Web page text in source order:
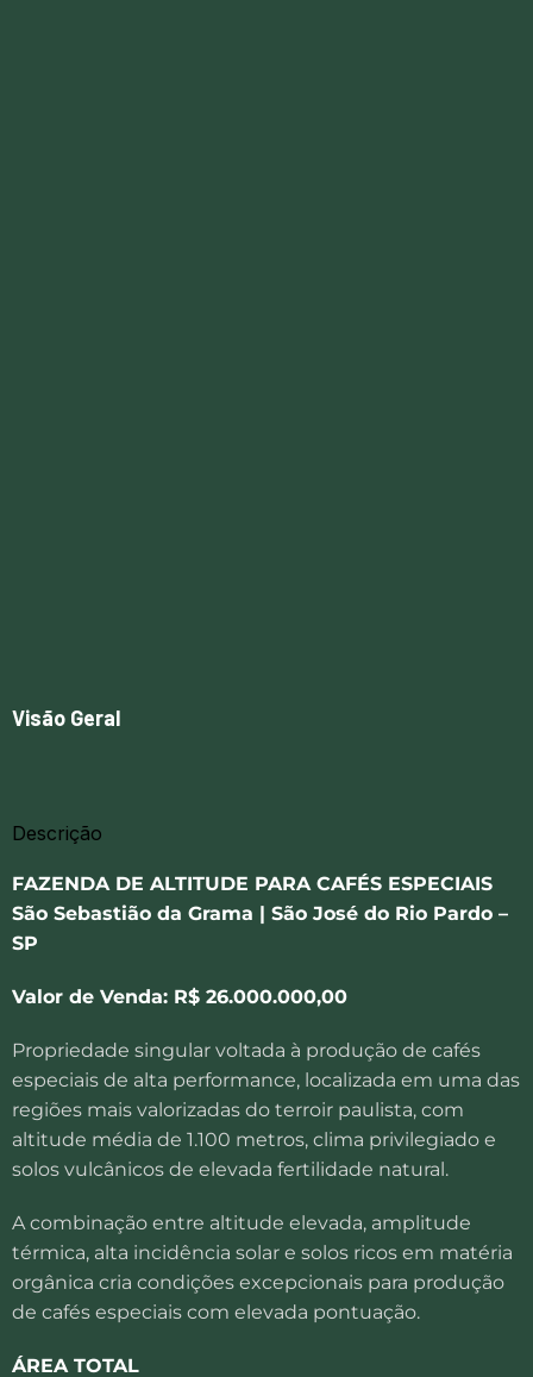
Visão Geral
Descrição
FAZENDA DE ALTITUDE PARA CAFÉS ESPECIAIS
São Sebastião da Grama | São José do Rio Pardo –
SP
Valor de Venda: R$ 26.000.000,00
Propriedade singular voltada à produção de cafés
especiais de alta performance, localizada em uma das
regiões mais valorizadas do terroir paulista, com
altitude média de 1.100 metros, clima privilegiado e
solos vulcânicos de elevada fertilidade natural.
A combinação entre altitude elevada, amplitude
térmica, alta incidência solar e solos ricos em matéria
orgânica cria condições excepcionais para produção
de cafés especiais com elevada pontuação.
ÁREA TOTAL